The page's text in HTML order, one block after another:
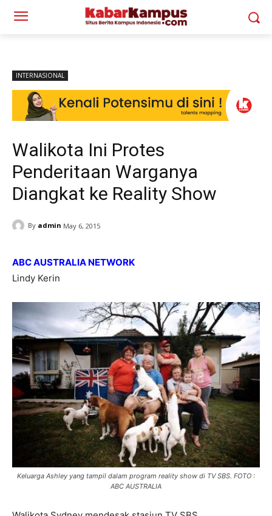
INTERNASIONAL
Walikota Ini Protes
Penderitaan Warganya
Diangkat ke Reality Show
By admin May 6, 2015
ABC AUSTRALIA NETWORK
Lindy Kerin
Keluarga Ashley yang tampil dalam program reality show di TV SBS. FOTO :
ABC AUSTRALIA